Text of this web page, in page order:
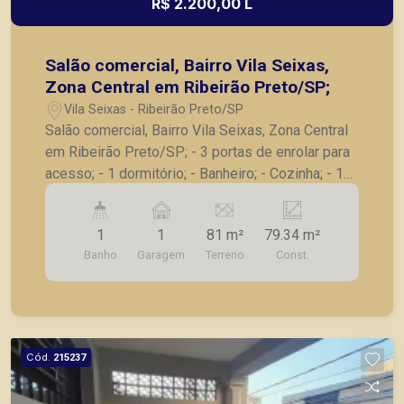
R$ 2.200,00 L
Salão comercial, Bairro Vila Seixas,
Zona Central em Ribeirão Preto/SP;
Vila Seixas - Ribeirão Preto/SP
Salão comercial, Bairro Vila Seixas, Zona Central
em Ribeirão Preto/SP; - 3 portas de enrolar para
acesso; - 1 dormitório; - Banheiro; - Cozinha; - 1
vaga de garagem; - Esquina de grande fluxo e
próximo a avenida. A Piramid tem como objetivo
atender seus clientes com agilidade e segurança,
em locação, vendas de imóveis prontos, usados
ou mesmo nos principais lançamentos da cidade
1
Banho
1
Garagem
81 m²
Terreno
79.34 m²
Const.
Cód. 215237